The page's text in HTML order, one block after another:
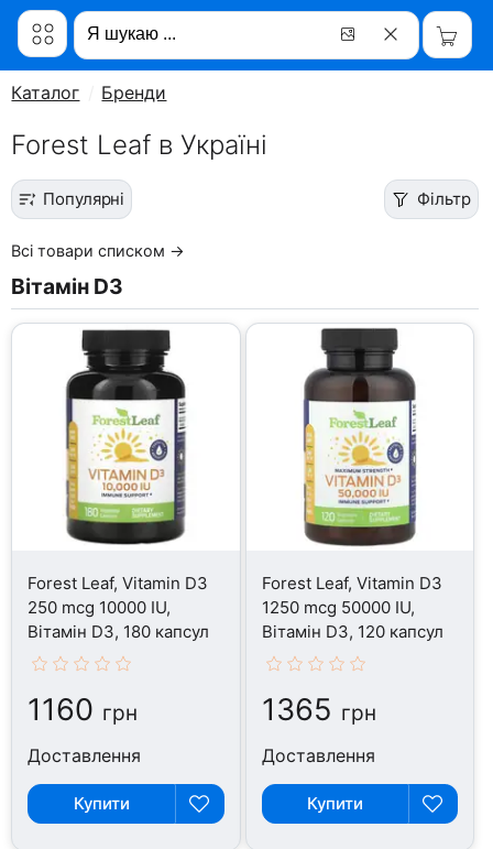
Каталог Бренди
Forest Leaf в Україні
Популярні Фільтр
Всі товари списком →
Вітамін D3
Forest Leaf, Vitamin D3
250 mcg 10000 IU,
Вітамін D3, 180 капсул
1160 грн
Доставлення
Купити
Forest Leaf, Vitamin D3
1250 mcg 50000 IU,
Вітамін D3, 120 капсул
1365 грн
Доставлення
Купити